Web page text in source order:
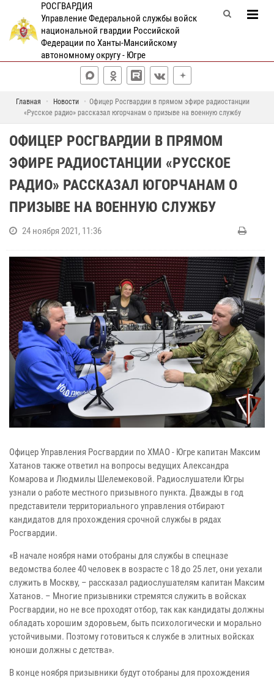
РОСГВАРДИЯ
Управление Федеральной службы войск
национальной гвардии Российской
Федерации по Ханты-Мансийскому
автономному округу - Югре
Главная Новости
Офицер Росгвардии в прямом эфире радиостанции
«Русское радио» рассказал югорчанам о призыве на военную службу
ОФИЦЕР РОСГВАРДИИ В ПРЯМОМ
ЭФИРЕ РАДИОСТАНЦИИ «РУССКОЕ
РАДИО» РАССКАЗАЛ ЮГОРЧАНАМ О
ПРИЗЫВЕ НА ВОЕННУЮ СЛУЖБУ
24 ноября 2021, 11:36
Офицер Управления Росгвардии по ХМАО - Югре капитан Максим
Хатанов также ответил на вопросы ведущих Александра
Комарова и Людмилы Шелемековой. Радиослушатели Югры
узнали о работе местного призывного пункта. Дважды в год
представители территориального управления отбирают
кандидатов для прохождения срочной службы в рядах
Росгвардии.
«В начале ноября нами отобраны для службы в спецназе
ведомства более 40 человек в возрасте с 18 до 25 лет, они уехали
служить в Москву, – рассказал радиослушателям капитан Максим
Хатанов. – Многие призывники стремятся служить в войсках
Росгвардии, но не все проходят отбор, так как кандидаты должны
обладать хорошим здоровьем, быть психологически и морально
устойчивыми. Поэтому готовиться к службе в элитных войсках
юноши должны с детства».
В конце ноября призывники будут отобраны для прохождения